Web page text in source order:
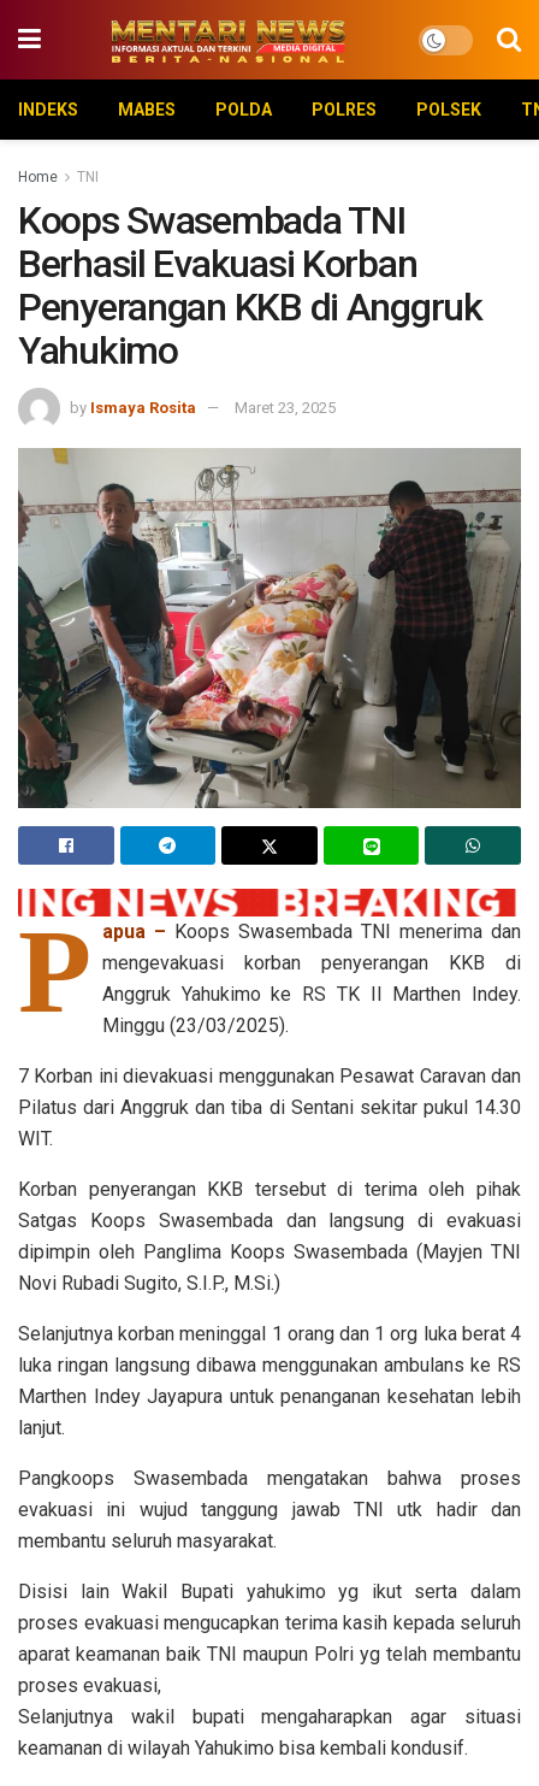
INDEKS MABES POLDA POLRES POLSEK
Home TNI
Koops Swasembada TNI
Berhasil Evakuasi Korban
Penyerangan KKB di Anggruk
Yahukimo
by Ismaya Rosita Maret 23, 2025
P apua – Koops Swasembada TNI menerima dan
mengevakuasi korban penyerangan KKB di
Anggruk Yahukimo ke RS TK II Marthen Indey.
Minggu (23/03/2025).
7 Korban ini dievakuasi menggunakan Pesawat Caravan dan
Pilatus dari Anggruk dan tiba di Sentani sekitar pukul 14.30
WIT.
Korban penyerangan KKB tersebut di terima oleh pihak
Satgas Koops Swasembada dan langsung di evakuasi
dipimpin oleh Panglima Koops Swasembada (Mayjen TNI
Novi Rubadi Sugito, S.I.P., M.Si.)
Selanjutnya korban meninggal 1 orang dan 1 org luka berat 4
luka ringan langsung dibawa menggunakan ambulans ke RS
Marthen Indey Jayapura untuk penanganan kesehatan lebih
lanjut.
Pangkoops Swasembada mengatakan bahwa proses
evakuasi ini wujud tanggung jawab TNI utk hadir dan
membantu seluruh masyarakat.
Disisi lain Wakil Bupati yahukimo yg ikut serta dalam
proses evakuasi mengucapkan terima kasih kepada seluruh
aparat keamanan baik TNI maupun Polri yg telah membantu
proses evakuasi,
Selanjutnya wakil bupati mengaharapkan agar situasi
keamanan di wilayah Yahukimo bisa kembali kondusif.